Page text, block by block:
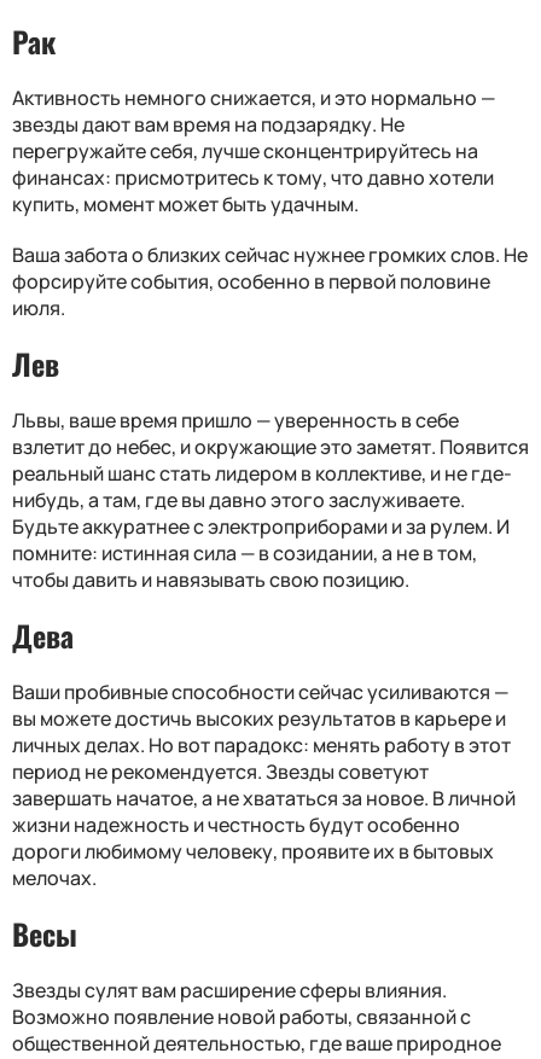
Рак
Активность немного снижается, и это нормально —
звезды дают вам время на подзарядку. Не
перегружайте себя, лучше сконцентрируйтесь на
финансах: присмотритесь к тому, что давно хотели
купить, момент может быть удачным.
Ваша забота о близких сейчас нужнее громких слов. Не
форсируйте события, особенно в первой половине
июля.
Лев
Львы, ваше время пришло — уверенность в себе
взлетит до небес, и окружающие это заметят. Появится
реальный шанс стать лидером в коллективе, и не где-
нибудь, а там, где вы давно этого заслуживаете.
Будьте аккуратнее с электроприборами и за рулем. И
помните: истинная сила — в созидании, а не в том,
чтобы давить и навязывать свою позицию.
Дева
Ваши пробивные способности сейчас усиливаются —
вы можете достичь высоких результатов в карьере и
личных делах. Но вот парадокс: менять работу в этот
период не рекомендуется. Звезды советуют
завершать начатое, а не хвататься за новое. В личной
жизни надежность и честность будут особенно
дороги любимому человеку, проявите их в бытовых
мелочах.
Весы
Звезды сулят вам расширение сферы влияния.
Возможно появление новой работы, связанной с
общественной деятельностью, где ваше природное